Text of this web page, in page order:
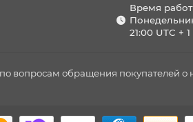
Время
21:00 UTC + 1
вопросам обращения покупателей о